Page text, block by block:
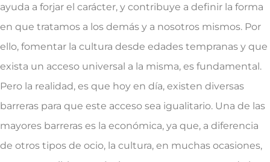
ayuda a forjar el carácter, y contribuye a definir la forma
en que tratamos a los demás y a nosotros mismos. Por
ello, fomentar la cultura desde edades tempranas y que
exista un acceso universal a la misma, es fundamental.
Pero la realidad, es que hoy en día, existen diversas
barreras para que este acceso sea igualitario. Una de las
mayores barreras es la económica, ya que, a diferencia
de otros tipos de ocio, la cultura, en muchas ocasiones,